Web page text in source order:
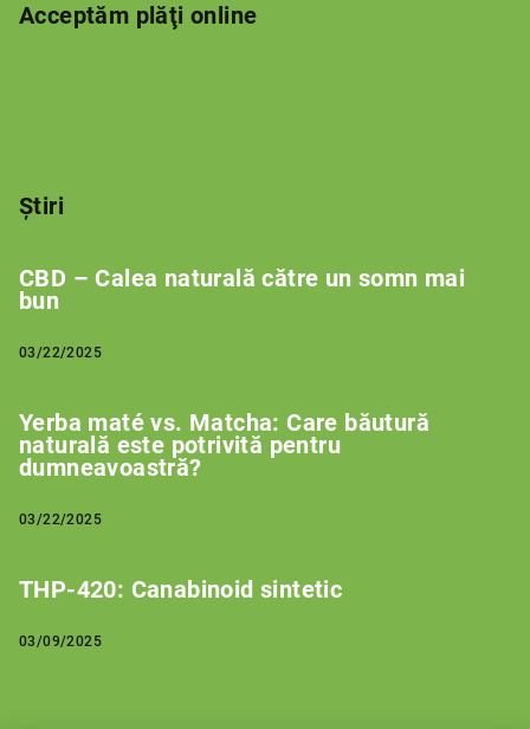
Acceptăm plăţi online
Știri
CBD – Calea naturală către un somn mai
bun
03/22/2025
Yerba maté vs. Matcha: Care băutură
naturală este potrivită pentru
dumneavoastră?
03/22/2025
THP-420: Canabinoid sintetic
03/09/2025